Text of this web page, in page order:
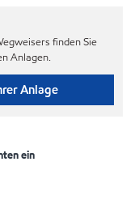
finden Sie
Anlagen.
Anlage
ein